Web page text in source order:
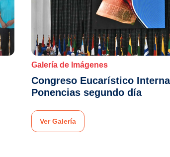
Galería de Imágenes
Congreso Eucarístico
Ponencias segundo día
Ver Galería